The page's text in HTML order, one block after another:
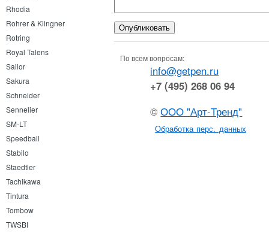
Rhodia
Rohrer & Klingner
Rotring
Royal Talens
Sailor
Sakura
Schneider
Sennelier
SM-LT
Speedball
Stabilo
Staedtler
Tachikawa
Tintura
Tombow
TWSBI
По всем вопросам:
info@getpen.ru
+7 (495) 268 06 94
©ООО "Арт-Тренд"
Обработка перс. данных